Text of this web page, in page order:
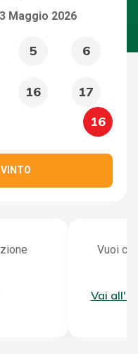
Maggio 2026
5 6
16 17
16
Vuoi
Vai